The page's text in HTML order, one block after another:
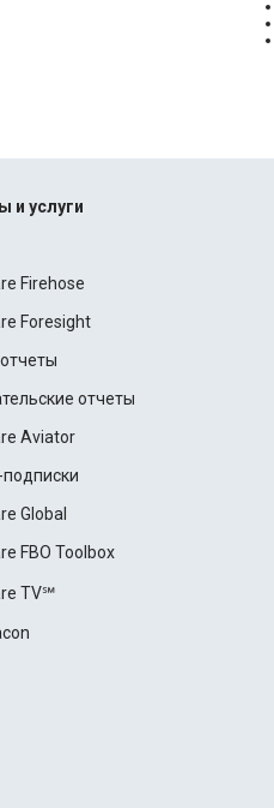
и услуги
Firehose
Foresight
отчеты
Aviator
Global
FBO Toolbox
TV℠